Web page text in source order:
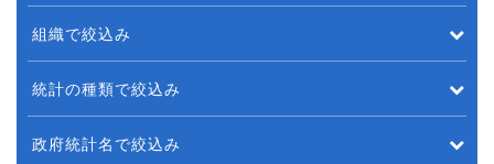
組織で絞込み
統計の種類で絞込み
政府統計名で絞込み